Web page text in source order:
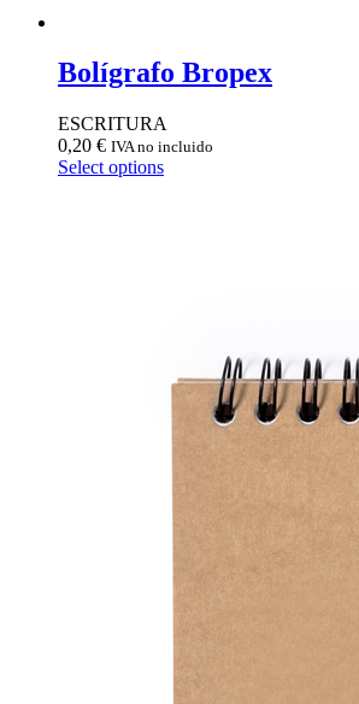
Bolígrafo Bropex
ESCRITURA
0,20 € IVA no incluido
Select options